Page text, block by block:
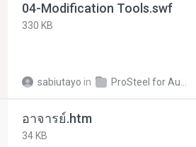
04-Modification Tools.swf
330 KB
sabiutayo in
อาจารย์.htm
34 KB